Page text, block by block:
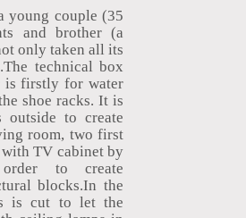
young couple (35
and brother (a
only taken all its
technical box
is firstly for water
shoe racks. It is
to create
room, two first
with TV cabinet by
to create
blocks.In the
is cut to let the